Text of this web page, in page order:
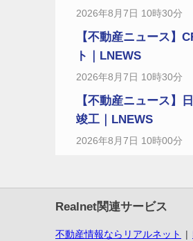
2026年8月7日 10時30分
【不動産ニュース】
ト｜LNEWS
2026年8月7日 10時30分
【不動産ニュース】
竣工｜LNEWS
2026年8月7日 10時00分
Realnet関連サービス
不動産情報ならリアルネット